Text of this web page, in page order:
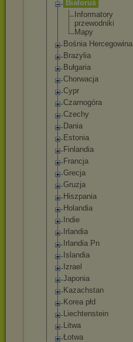
Białoruś
Informatory
przewodniki
Mapy
Bośnia Hercegowina
Brazylia
Bułgaria
Chorwacja
Cypr
Czarnogóra
Czechy
Dania
Estonia
Finlandia
Francja
Grecja
Gruzja
Hiszpania
Holandia
Indie
Irlandia
Irlandia Pn
Islandia
Izrael
Japonia
Kazachstan
Korea płd
Liechtenstein
Litwa
Łotwa